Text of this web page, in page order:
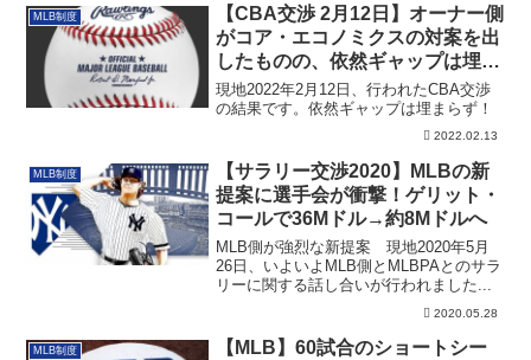
MLB制度
【CBA交渉 2月12日】オーナー側
がコア・エコノミクスの対案を出
したものの、依然ギャップは埋ま
らず
現地2022年2月12日、行われたCBA交渉
の結果です。依然ギャップは埋まらず！
2022.02.13
MLB制度
【サラリー交渉2020】MLBの新
提案に選手会が衝撃！ゲリット・
コールで36Mドル→約8Mドルへ
MLB側が強烈な新提案 現地2020年5月
26日、いよいよMLB側とMLBPAとのサラ
リーに関する話し合いが行われました...
2020.05.28
MLB制度
【MLB】60試合のショートシー